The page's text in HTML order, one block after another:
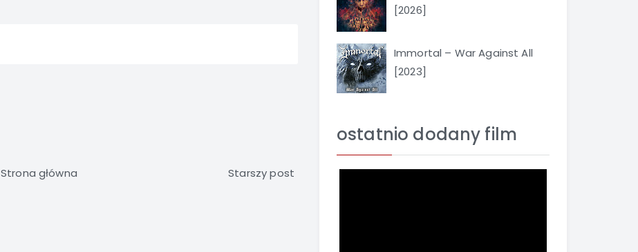
Starszy post
Strona główna
[2026]
Immortal – War Against All
[2023]
ostatnio dodany film